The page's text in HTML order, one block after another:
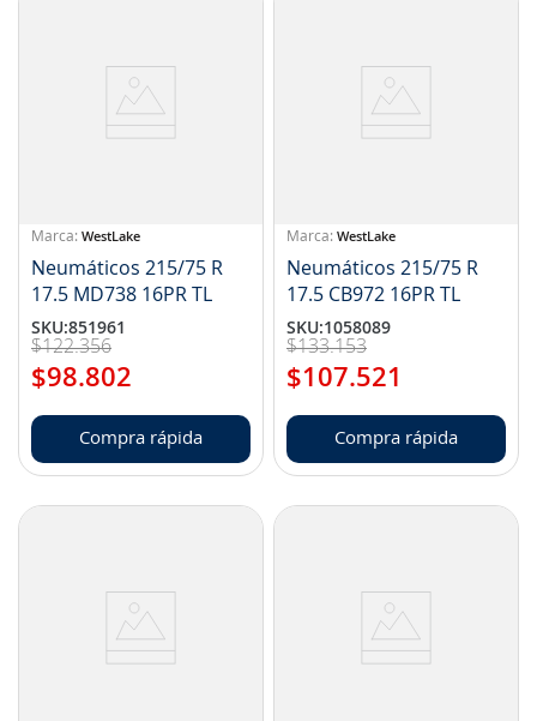
WestLake
Neumáticos 215/75 R
17.5 MD738 16PR TL
SKU:851961
$122.356
$98.802
Compra rápida
WestLake
Neumáticos 215/75 R
17.5 CB972 16PR TL
SKU:1058089
$133.153
$107.521
Compra rápida